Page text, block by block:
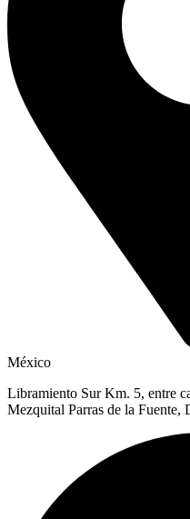
México
Libramiento Sur Km. 5, entre
Mezquital Parras de la Fuente,